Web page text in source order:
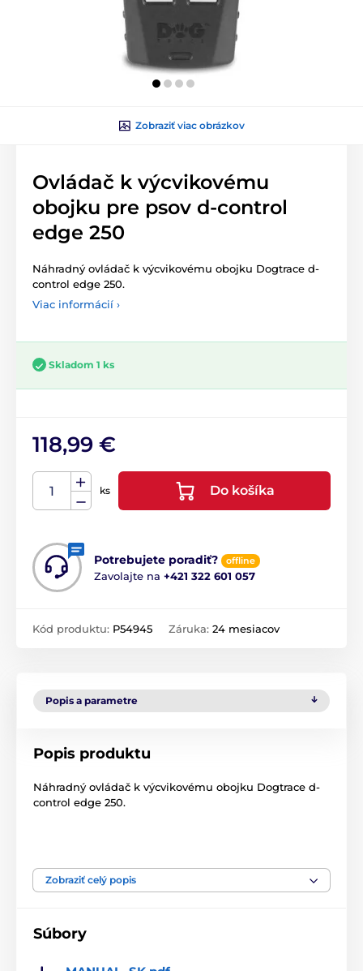
Zobraziť viac obrázkov
Ovládač k výcvikovému
obojku pre psov d-control
edge 250
Náhradný ovládač k výcvikovému obojku Dogtrace d-
control edge 250.
Viac informácií ›
Skladom 1 ks
118,99 €
ks Do košíka
Potrebujete poradiť? offline
Zavolajte na +421 322 601 057
Kód produktu: P54945 Záruka: 24 mesiacov
Popis a parametre
Popis produktu
Náhradný ovládač k výcvikovému obojku Dogtrace d-
control edge 250.
Rozmery ovládača: 108 x 50 x 23 mm
Zobraziť celý popis
Súbory